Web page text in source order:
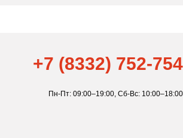
+7 (8332) 752-754
Пн-Пт: 09:00–19:00, Сб-Вс: 10:00–18:00